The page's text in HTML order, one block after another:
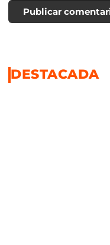
Publicar
DESTACADA